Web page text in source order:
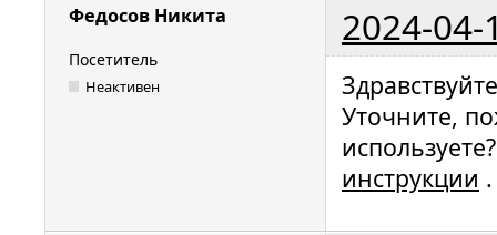
Федосов Никита 2024-04-
Посетитель
Неактивен
Уточните,
инструкции .